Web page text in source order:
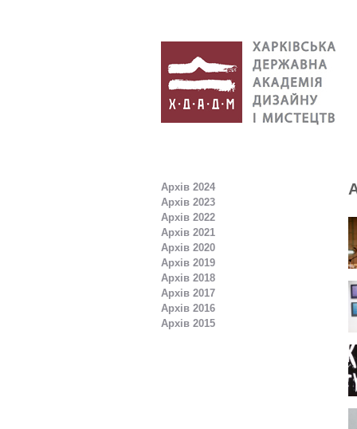
Архів 2024
Архів 2023
Архів 2022
Архів 2021
Архів 2020
Архів 2019
Архів 2018
Архів 2017
Архів 2016
Архів 2015